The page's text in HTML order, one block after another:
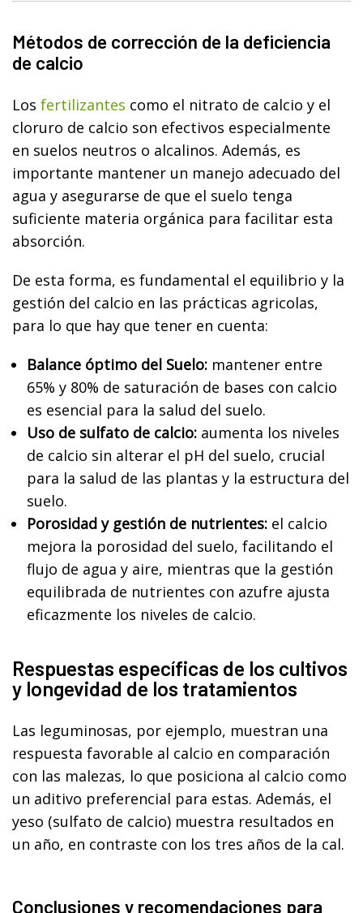
Métodos de corrección de la deficiencia
de calcio
Los fertilizantes como el nitrato de calcio y el
cloruro de calcio son efectivos especialmente
en suelos neutros o alcalinos. Además, es
importante mantener un manejo adecuado del
agua y asegurarse de que el suelo tenga
suficiente materia orgánica para facilitar esta
absorción.
De esta forma, es fundamental el equilibrio y la
gestión del calcio en las prácticas agricolas,
para lo que hay que tener en cuenta:
Balance óptimo del Suelo: mantener entre
65% y 80% de saturación de bases con calcio
es esencial para la salud del suelo.
Uso de sulfato de calcio: aumenta los niveles
de calcio sin alterar el pH del suelo, crucial
para la salud de las plantas y la estructura del
suelo.
Porosidad y gestión de nutrientes: el calcio
mejora la porosidad del suelo, facilitando el
flujo de agua y aire, mientras que la gestión
equilibrada de nutrientes con azufre ajusta
eficazmente los niveles de calcio.
Respuestas específicas de los cultivos
y longevidad de los tratamientos
Las leguminosas, por ejemplo, muestran una
respuesta favorable al calcio en comparación
con las malezas, lo que posiciona al calcio como
un aditivo preferencial para estas. Además, el
yeso (sulfato de calcio) muestra resultados en
un año, en contraste con los tres años de la cal.
Conclusiones y recomendaciones para